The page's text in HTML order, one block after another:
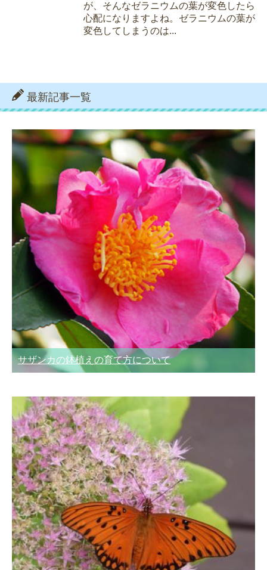
が、そんなゼラニウムの葉が変色したら
心配になりますよね。ゼラニウムの葉が
変色してしまうのは...
最新記事一覧
サザンカの鉢植えの育て方について